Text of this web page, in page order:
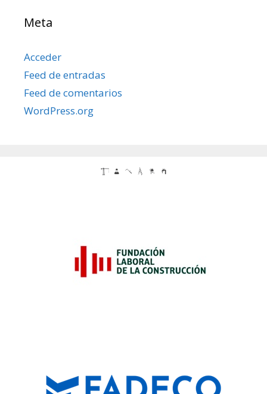
Meta
Acceder
Feed de entradas
Feed de comentarios
WordPress.org